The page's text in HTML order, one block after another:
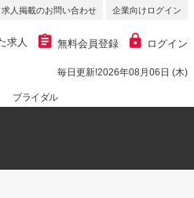
求人掲載のお問い合わせ 企業向けログイン
求人 無料会員登録 ログイン
毎日更新!2026年08月06日 (木)
ブライダル